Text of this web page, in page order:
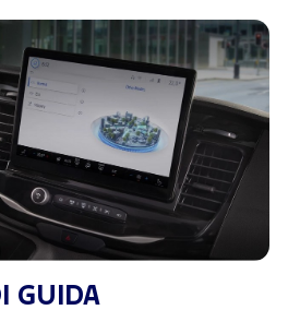
GUIDA